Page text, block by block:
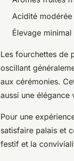
Acidité
Élevage
Les fourchettes de
oscillant
aux cérémonies.
aussi une
Pour une
satisfaire palais et
festif et la